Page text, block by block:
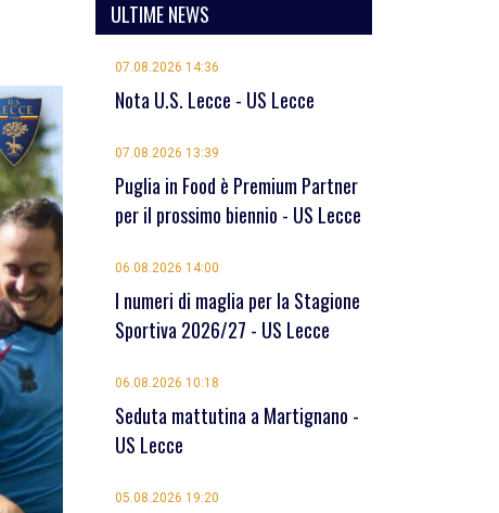
ULTIME NEWS
07.08.2026 14:36
Nota U.S. Lecce - US Lecce
07.08.2026 13:39
Puglia in Food è Premium Partner
per il prossimo biennio - US Lecce
06.08.2026 14:00
I numeri di maglia per la Stagione
Sportiva 2026/27 - US Lecce
06.08.2026 10:18
Seduta mattutina a Martignano -
US Lecce
05.08.2026 19:20